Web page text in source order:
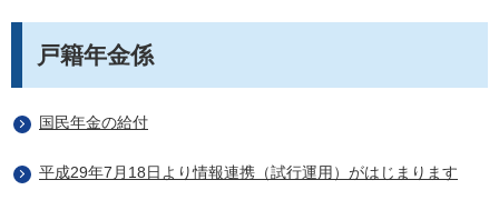
戸籍年金係
国民年金の給付
平成29年7月18日より情報連携（試行運用）がはじまります